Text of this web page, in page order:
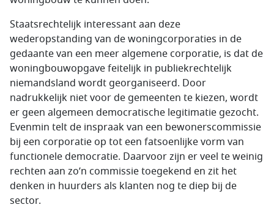
Staatsrechtelijk interessant aan deze
wederopstanding van de woningcorporaties in de
gedaante van een meer algemene corporatie, is dat de
woningbouwopgave feitelijk in publiekrechtelijk
niemandsland wordt georganiseerd. Door
nadrukkelijk niet voor de gemeenten te kiezen, wordt
er geen algemeen democratische legitimatie gezocht.
Evenmin telt de inspraak van een bewonerscommissie
bij een corporatie op tot een fatsoenlijke vorm van
functionele democratie. Daarvoor zijn er veel te weinig
rechten aan zo’n commissie toegekend en zit het
denken in huurders als klanten nog te diep bij de
sector.